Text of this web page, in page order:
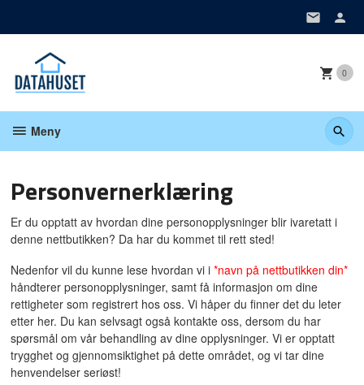
0
Meny
Personvernerklæring
Er du opptatt av hvordan dine personopplysninger blir ivaretatt i
denne nettbutikken? Da har du kommet til rett sted!
Nedenfor vil du kunne lese hvordan vi i*navn på nettbutikken din*
håndterer personopplysninger, samt få informasjon om dine
rettigheter som registrert hos oss. Vi håper du finner det du leter
etter her. Du kan selvsagt også kontakte oss, dersom du har
spørsmål om vår behandling av dine opplysninger. Vi er opptatt
trygghet og gjennomsiktighet på dette området, og vi tar dine
henvendelser seriøst!